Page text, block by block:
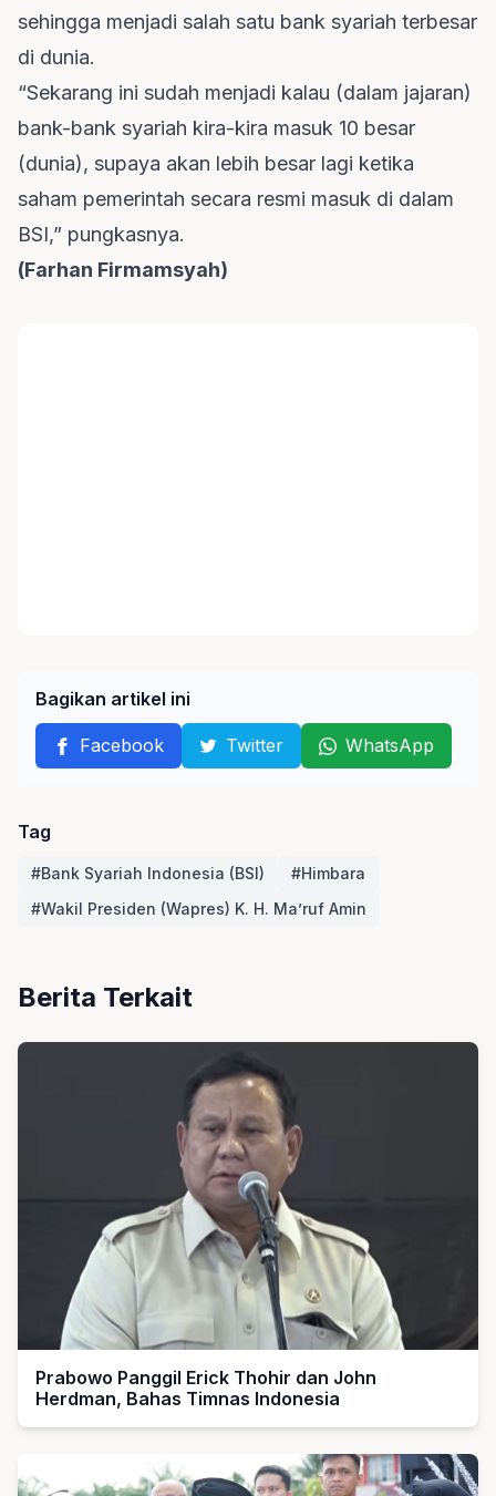
sehingga menjadi salah satu bank syariah terbesar
di dunia.
“Sekarang ini sudah menjadi kalau (dalam jajaran)
bank-bank syariah kira-kira masuk 10 besar
(dunia), supaya akan lebih besar lagi ketika
saham pemerintah secara resmi masuk di dalam
BSI,” pungkasnya.
(Farhan Firmamsyah)
Bagikan artikel ini
Facebook Twitter WhatsApp
Tag
#Bank Syariah Indonesia (BSI)
#Himbara
#Wakil Presiden (Wapres) K. H. Ma’ruf Amin
Berita Terkait
Prabowo Panggil Erick Thohir dan John
Herdman, Bahas Timnas Indonesia